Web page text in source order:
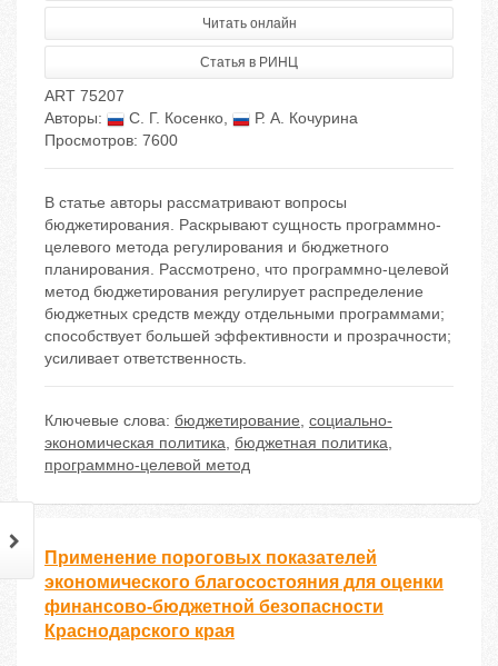
Читать онлайн
Статья в РИНЦ
ART 75207
Авторы:
С. Г. Косенко,
Р. А. Кочурина
Просмотров: 7600
В статье авторы рассматривают вопросы
бюджетирования. Раскрывают сущность программно-
целевого метода регулирования и бюджетного
планирования. Рассмотрено, что программно-целевой
метод бюджетирования регулирует распределение
бюджетных средств между отдельными программами;
способствует большей эффективности и прозрачности;
усиливает ответственность.
Ключевые слова: бюджетирование, социально-
экономическая политика, бюджетная политика,
программно-целевой метод
Применение пороговых показателей
экономического благосостояния для оценки
финансово-бюджетной безопасности
Краснодарского края